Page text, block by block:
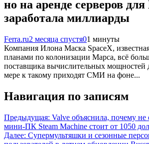
но на аренде серверов
заработала миллиарды
Ferra.ru2 месяца спустя01 минуты
Компания Илона Маска SpaceX,
планами по колонизации Марса, всё
поставщика вычислительных
мере к такому приходят СМИ на фоне...
Навигация по записям
Предыдущая: Valve объяснила, почему
мини-ПК Steam Machine стоит от 1050
Далее: Супермультяшки и сезонные